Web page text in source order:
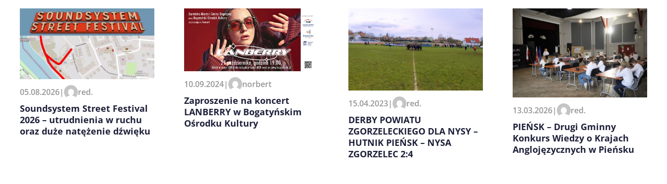
Zapamiętaj moje dane w tej przeglądarce podczas pisania
kolejnych komentarzy.
05.08.2026| red.
Soundsystem Street Festival
2026 – utrudnienia w ruchu
oraz duże natężenie dźwięku
10.09.2024| norbert
Zaproszenie na koncert
LANBERRY w Bogatyńskim
Ośrodku Kultury
15.04.2023| red.
DERBY POWIATU
ZGORZELECKIEGO DLA NYSY –
HUTNIK PIEŃSK – NYSA
ZGORZELEC 2:4
13.03.2026| red.
PIEŃSK – Drugi Gminny
Konkurs Wiedzy o Krajach
Anglojęzycznych w Pieńsku